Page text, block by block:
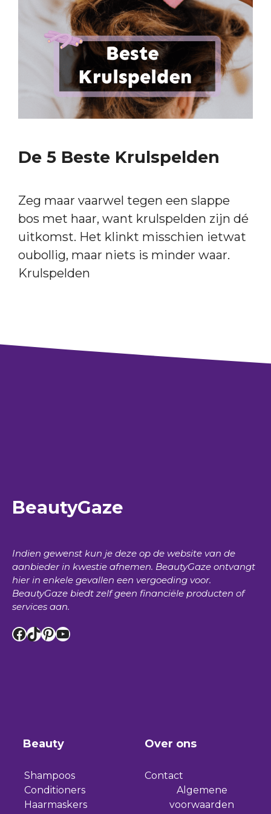
De 5 Beste Krulspelden
Zeg maar vaarwel tegen een slappe
bos met haar, want krulspelden zijn dé
uitkomst. Het klinkt misschien ietwat
oubollig, maar niets is minder waar.
Krulspelden
BeautyGaze
Indien gewenst kun je deze op de website van de
aanbieder in kwestie afnemen. BeautyGaze ontvangt
hier in enkele gevallen een vergoeding voor.
BeautyGaze biedt zelf geen financiële producten of
services aan.
Facebook
TikTok
Pinterest
YouTube
Beauty
Shampoos
Conditioners
Haarmaskers
Over ons
Contact
Algemene
voorwaarden